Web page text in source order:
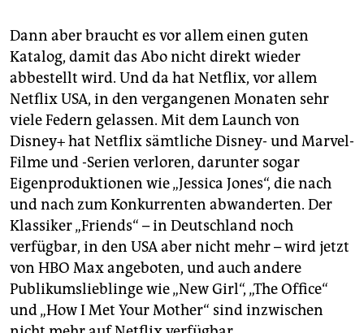
Dann aber braucht es vor allem einen guten
Katalog, damit das Abo nicht direkt wieder
abbestellt wird. Und da hat Net­flix, vor allem
Netflix USA, in den vergangenen Monaten sehr
viele Federn gelassen. Mit dem Launch von
Disney+ hat Netflix sämtliche Disney- und Marvel-
Filme und -Serien verloren, darunter sogar
Eigenproduktionen wie „Jessica Jones“, die nach
und nach zum Konkurrenten abwanderten. Der
Klassiker „Friends“ – in Deutschland noch
verfügbar, in den USA aber nicht mehr – wird jetzt
von HBO Max angeboten, und auch andere
Publikumslieblinge wie „New Girl“, „The Office“
und „How I Met Your Mother“ sind inzwischen